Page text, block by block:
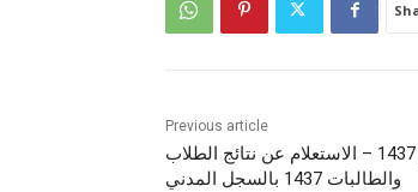
Previous article
موقع نظام نور 1437 – الاستعلام عن نتائج الطلاب
والطالبات 1437 بالسجل المدني